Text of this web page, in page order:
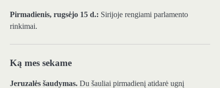
Pirmadienis, rugsėjo 15 d.: Sirijoje rengiami parlamento
rinkimai.
Ką mes sekame
Jeruzalės šaudymas. Du šauliai pirmadienį atidarė ugnį